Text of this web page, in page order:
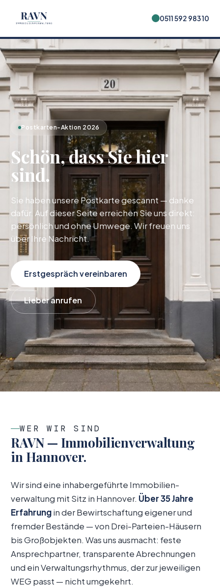
0511 592 983 10
Postkarten-Aktion 2026
Schön, dass Sie hier
sind.
Sie haben unsere Postkarte gescannt — danke
dafür. Auf dieser Seite erreichen Sie uns direkt:
persönlich und ohne Umwege. Wir freuen uns
über Ihre Nachricht.
Erstgespräch vereinbaren
Lieber anrufen
WER WIR SIND
RAVN — Immobilien­verwaltung
in Hannover.
Wir sind eine inhabergeführte Immobilien­
verwaltung mit Sitz in Hannover. Über 35 Jahre
Erfahrungin der Bewirtschaftung eigener und
fremder Bestände — von Drei-Parteien-Häusern
bis Großobjekten. Was uns ausmacht: feste
Ansprechpartner, transparente Abrechnungen
und ein Verwaltungs­rhythmus, der zur jeweiligen
WEG passt — nicht umgekehrt.